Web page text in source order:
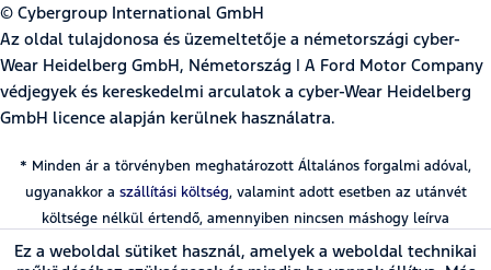
© Cybergroup International GmbH
Az oldal tulajdonosa és üzemeltetője a németországi cyber-
Wear Heidelberg GmbH, Németország | A Ford Motor Company
védjegyek és kereskedelmi arculatok a cyber-Wear Heidelberg
GmbH licence alapján kerülnek használatra.
* Minden ár a törvényben meghatározott Általános forgalmi adóval,
ugyanakkor a szállítási költség, valamint adott esetben az utánvét
költsége nélkül értendő, amennyiben nincsen máshogy leírva
Ez a weboldal sütiket használ, amelyek a weboldal technikai